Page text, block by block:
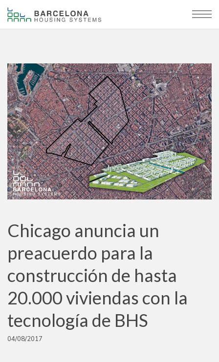
Chicago anuncia un
preacuerdo para la
construcción de hasta
20.000 viviendas con la
tecnología de BHS
04/08/2017